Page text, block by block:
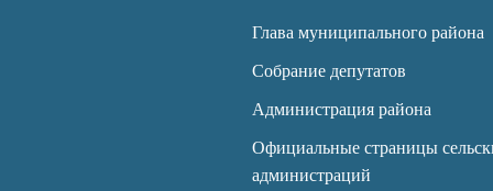
Глава муниципального района
Собрание депутатов
Администрация района
Официальные страницы
администраций